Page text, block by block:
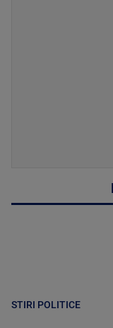
STIRI POLITICE